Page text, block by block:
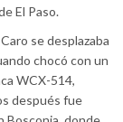
El Paso.
se desplazaba
chocó con un
WCX-514,
después fue